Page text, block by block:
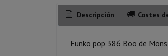
Descripción Costes
Funko pop 386 Boo de